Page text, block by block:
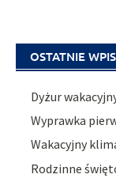
OSTATNIE
Dyżur
Wyprawka
Wakacyjny
Rodzinne